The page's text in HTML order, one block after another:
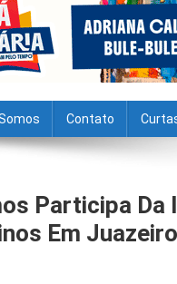
Contato
Participa
Em Juazeiro